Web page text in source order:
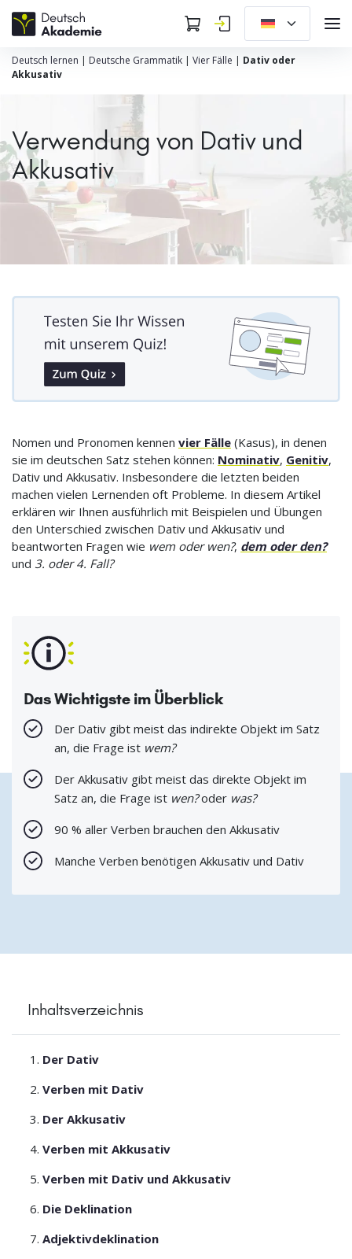
Deutsch lernen | Deutsche Grammatik | Vier Fälle | Dativ oder
Akkusativ
Verwendung von Dativ und
Akkusativ
Nomen und Pronomen kennen vier Fälle (Kasus), in denen
sie im deutschen Satz stehen können: Nominativ, Genitiv,
Dativ und Akkusativ. Insbesondere die letzten beiden
machen vielen Lernenden oft Probleme. In diesem Artikel
erklären wir Ihnen ausführlich mit Beispielen und Übungen
den Unterschied zwischen Dativ und Akkusativ und
beantworten Fragen wie wem oder wen?, dem oder den?
und 3. oder 4. Fall?
Das Wichtigste im Überblick
Der Dativ gibt meist das indirekte Objekt im Satz
an, die Frage ist wem?
Der Akkusativ gibt meist das direkte Objekt im
Satz an, die Frage ist wen?oder was?
90 % aller Verben brauchen den Akkusativ
Manche Verben benötigen Akkusativ und Dativ
Inhaltsverzeichnis
Der Dativ
Verben mit Dativ
Der Akkusativ
Verben mit Akkusativ
Verben mit Dativ und Akkusativ
Die Deklination
Adjektivdeklination